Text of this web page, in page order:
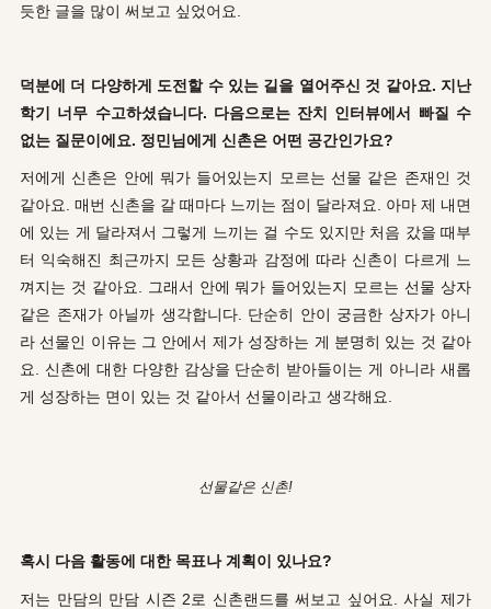
듯한 글을 많이 써보고 싶었어요.
덕분에 더 다양하게 도전할 수 있는 길을 열어주신 것 같아요. 지난
학기 너무 수고하셨습니다. 다음으로는 잔치 인터뷰에서 빠질 수
없는 질문이에요. 정민님에게 신촌은 어떤 공간인가요?
저에게 신촌은 안에 뭐가 들어있는지 모르는 선물 같은 존재인 것
같아요. 매번 신촌을 갈 때마다 느끼는 점이 달라져요. 아마 제 내면
에 있는 게 달라져서 그렇게 느끼는 걸 수도 있지만 처음 갔을 때부
터 익숙해진 최근까지 모든 상황과 감정에 따라 신촌이 다르게 느
껴지는 것 같아요. 그래서 안에 뭐가 들어있는지 모르는 선물 상자
같은 존재가 아닐까 생각합니다. 단순히 안이 궁금한 상자가 아니
라 선물인 이유는 그 안에서 제가 성장하는 게 분명히 있는 것 같아
요. 신촌에 대한 다양한 감상을 단순히 받아들이는 게 아니라 새롭
게 성장하는 면이 있는 것 같아서 선물이라고 생각해요.
선물같은 신촌!
혹시 다음 활동에 대한 목표나 계획이 있나요?
저는 만담의 만담 시즌 2로 신촌랜드를 써보고 싶어요. 사실 제가